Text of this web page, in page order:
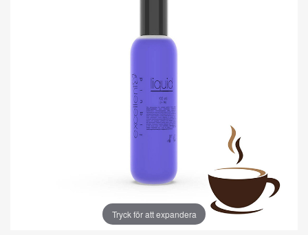
Tryck för att expandera